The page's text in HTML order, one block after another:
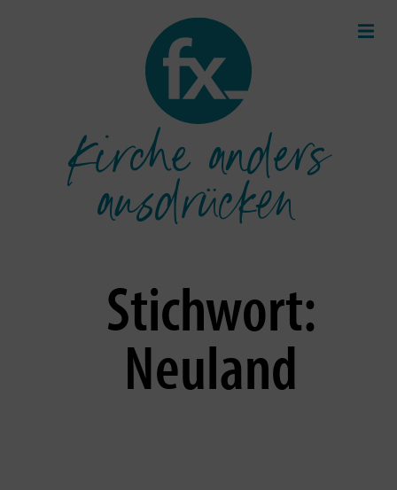
Kirche anders
ausdrücken
Stichwort:
Neuland